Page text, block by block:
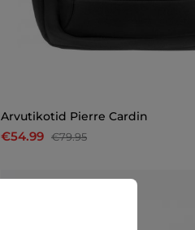
Arvutikotid Pierre Cardin
€54.99 €79.95